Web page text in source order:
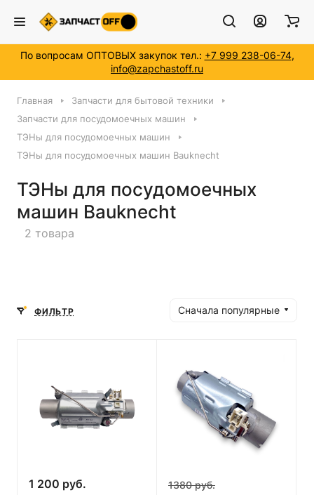
По вопросам ОПТОВЫХ закупок тел.: +7 999 238-06-74,
info@zapchastoff.ru
Главная
Запчасти для бытовой техники
Запчасти для посудомоечных машин
ТЭНы для посудомоечных машин
ТЭНы для посудомоечных машин Bauknecht
ТЭНы для посудомоечных
машин Bauknecht
2 товара
ФИЛЬТР Сначала популярные
1 200 руб. 1380 руб.
Номер модели *